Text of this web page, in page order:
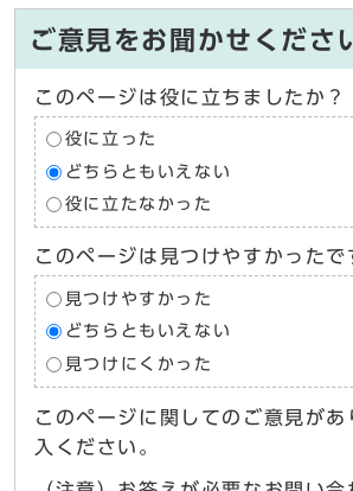
ご意見をお聞かせくださ
このページは役に立ちましたか？
役に立った
どちらともいえない
役に立たなかった
このページは見つけやすかったで
見つけやすかった
どちらともいえない
見つけにくかった
このページに関してのご意見が
入ください。